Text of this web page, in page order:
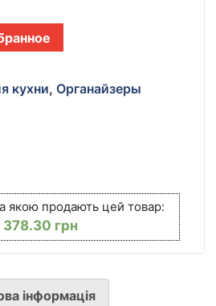
кухни, Органайзеры
якою продають цей товар:
378.30 грн
інформація